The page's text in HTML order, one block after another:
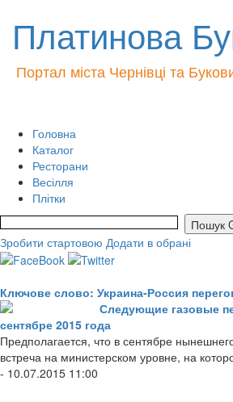
Платинова
Портал міста Чернівці та
Головна
Каталог
Ресторани
Весілля
Плітки
Зробити стартовою Додати в обрані
Ключове слово: Украина-Россия
Следующие газовые
сентябре 2015 года
Предполагается, что в сентябре
встреча на министерском уровне, на
- 10.07.2015 11:00